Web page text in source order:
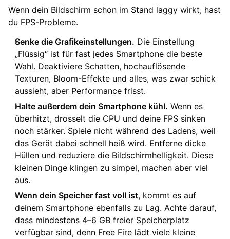
Wenn dein Bildschirm schon im Stand laggy wirkt, hast
du FPS-Probleme.
Senke die Grafikeinstellungen. Die Einstellung
„Flüssig“ ist für fast jedes Smartphone die beste
Wahl. Deaktiviere Schatten, hochauflösende
Texturen, Bloom-Effekte und alles, was zwar schick
aussieht, aber Performance frisst.
Halte außerdem dein Smartphone kühl. Wenn es
überhitzt, drosselt die CPU und deine FPS sinken
noch stärker. Spiele nicht während des Ladens, weil
das Gerät dabei schnell heiß wird. Entferne dicke
Hüllen und reduziere die Bildschirmhelligkeit. Diese
kleinen Dinge klingen zu simpel, machen aber viel
aus.
Wenn dein Speicher fast voll ist, kommt es auf
deinem Smartphone ebenfalls zu Lag. Achte darauf,
dass mindestens 4–6 GB freier Speicherplatz
verfügbar sind, denn Free Fire lädt viele kleine